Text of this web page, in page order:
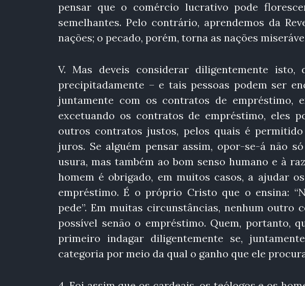
pensar que o comércio lucrativo pode
semelhantes. Pelo contrário, aprendemos da
nações; o pecado, porém, torna as nações
V. Mas deveis considerar diligentemente
precipitadamente – e tais pessoas podem ser
juntamente com os contratos de empréstimo,
excetuando os contratos de empréstimo, eles
outros contratos justos, pelos quais é
juros. Se alguém pensar assim, opor-se-á não
usura, mas também ao bom senso humano e à
homem é obrigado, em muitos casos, a ajudar
empréstimo. É o próprio Cristo que o ensina:
pede”. Em muitas circunstâncias, nenhum
possível senão o empréstimo. Quem, portanto,
primeiro indagar diligentemente se,
categoria por meio da qual o ganho que ele